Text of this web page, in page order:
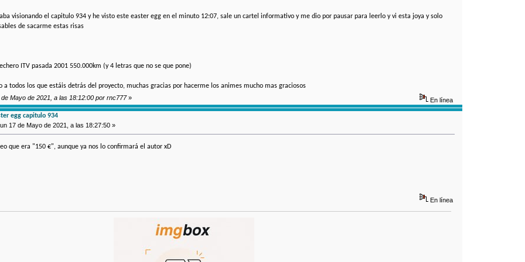
visionando el capitulo 934 y he visto este easter egg en el minuto 12:07, sale un cartel informativo y me dio por pausar para leerlo y vi esta joya y solo
de sacarme estas risas
ITV pasada 2001 550.000km (y 4 letras que no se que pone)
a todos los que estáis detrás del proyecto, muchas gracias por hacerme los animes mucho mas graciosos
Mayo de 2021, a las 18:12:00 por rnc777» En línea
egg capitulo 934
17 de Mayo de 2021, a las 18:27:50 »
que era "150 €", aunque ya nos lo confirmará el autor xD
En línea